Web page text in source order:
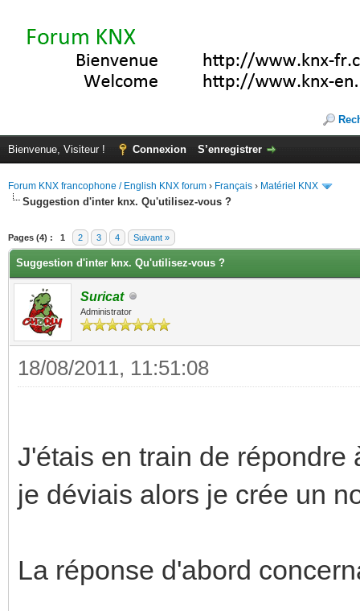
Bienvenue, Visiteur ! Connexion S’enregistrer
Forum KNX francophone / English KNX forum › Français › Matériel KNX
Suggestion d'inter knx. Qu'utilisez-vous ?
Pages (4) : 1 2 3 4 Suivant »
Suggestion d'inter knx. Qu'utilisez-vous ?
Suricat
Administrator
18/08/2011, 11:51:08
J'étais en train de répondre
je déviais alors je crée un
La réponse d'abord